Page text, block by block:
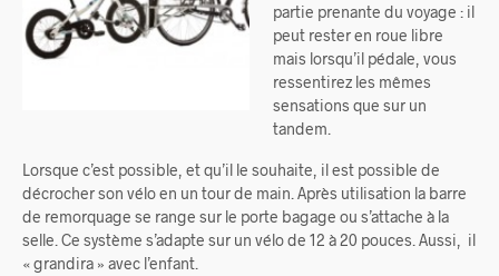
partie prenante du voyage : il
peut rester en roue libre
mais lorsqu’il pédale, vous
ressentirez les mêmes
sensations que sur un
tandem.
Lorsque c’est possible, et qu’il le souhaite, il est possible de
décrocher son vélo en un tour de main.Après utilisation la barre
de remorquage se range sur le porte bagage ou s’attache à la
selle.Ce système s’adapte sur un vélo de 12 à 20 pouces. Aussi, il
« grandira » avec l’enfant.